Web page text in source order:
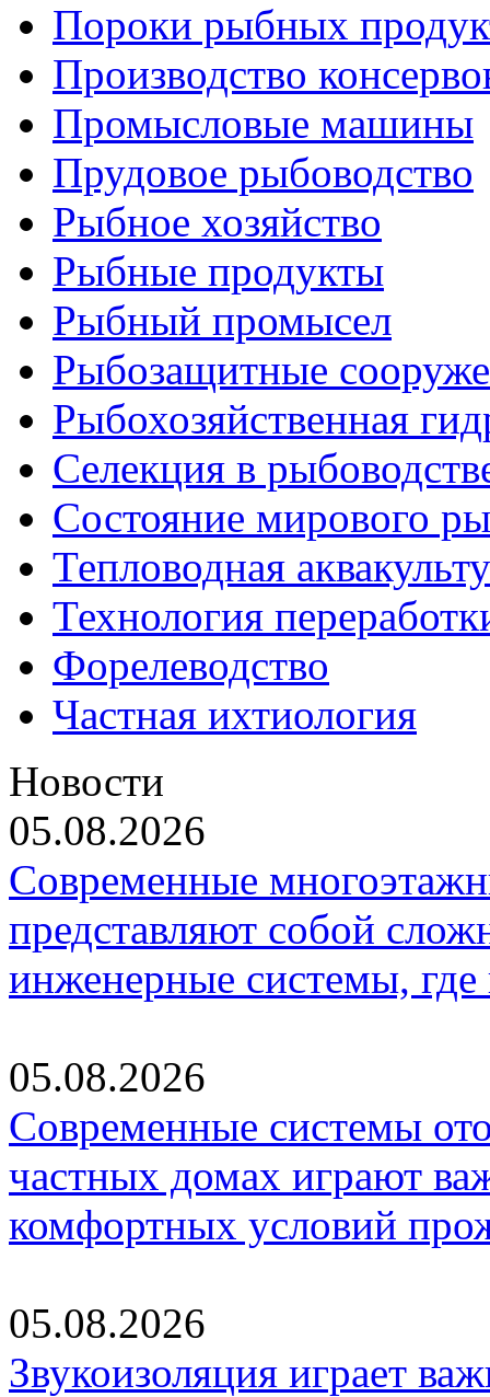
Пороки рыбных
Производство
Промысловые машины
Прудовое рыбоводство
Рыбное хозяйство
Рыбные продукты
Рыбный промысел
Рыбозащитные
Рыбохозяйственная
Селекция в
Состояние мирового
Тепловодная
Технология
Форелеводство
Частная ихтиология
Новости
05.08.2026
Современные
представляют собой
инженерные системы,
05.08.2026
Современные системы
частных домах играют
комфортных условий
05.08.2026
Звукоизоляция играет